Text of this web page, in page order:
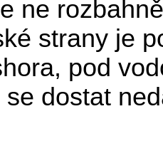
ne
strany je
pod
se dostat